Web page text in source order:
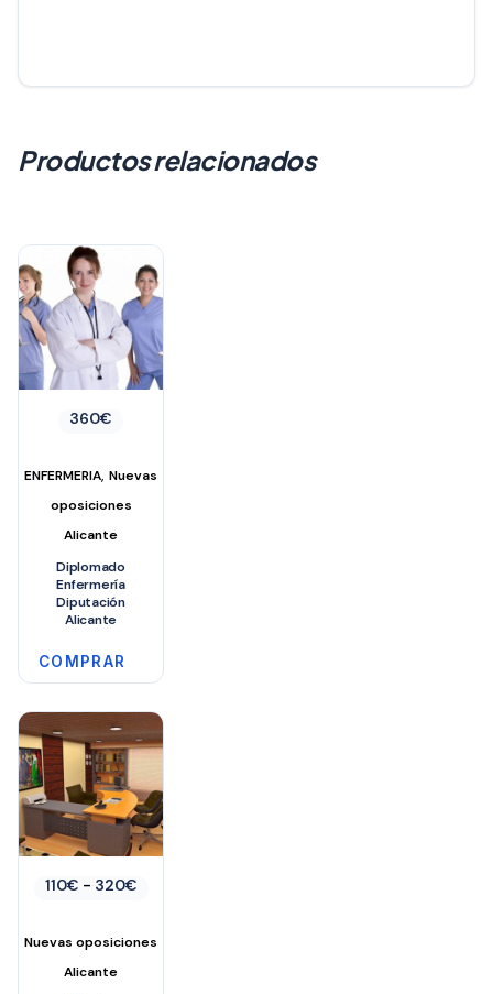
Productos relacionados
360€
ENFERMERIA,Nuevas
oposiciones
Alicante
Diplomado
Enfermería
Diputación
Alicante
COMPRAR
110€ - 320€Rango
desde
Nuevas oposiciones
Alicante